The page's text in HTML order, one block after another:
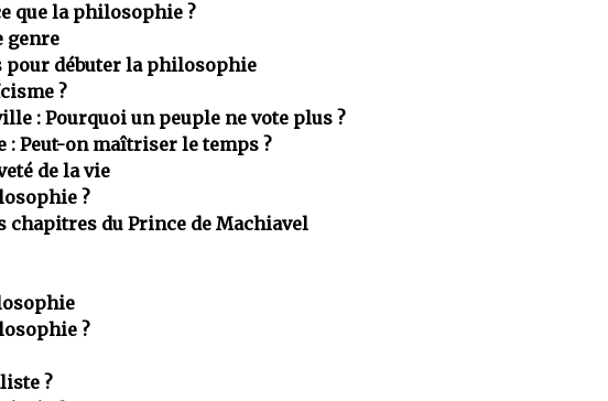
que la philosophie ?
genre
pour débuter la philosophie
?
: Pourquoi un peuple ne vote plus ?
: Peut-on maîtriser le temps ?
de la vie
?
chapitres du Prince de Machiavel
?
?